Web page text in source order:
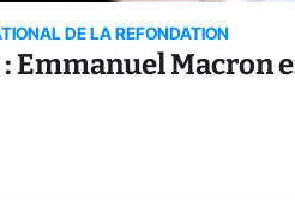
DE LA REFONDATION
: Emmanuel Macron